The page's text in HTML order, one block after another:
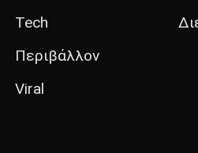
Tech
Περιβάλλον
Viral